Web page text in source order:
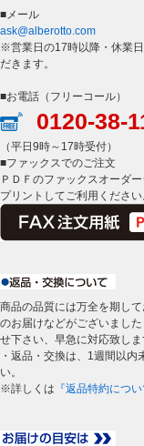
■メール
ask@alberotto.com
※営業日の17時以降・休業
だきます。
■お電話（フリーコール）
0120-38-
（平日9時～17時受付）
■ファックスでのご注文
ＰＤＦのファックスオーダー
プリントしてご利用ください
商品の品質には万全を期し
のお届けなどがございまし
せ下さい、早急に対応致しま
・返品・交換は、1週間以
い。
※詳しくは 『返品特約につい